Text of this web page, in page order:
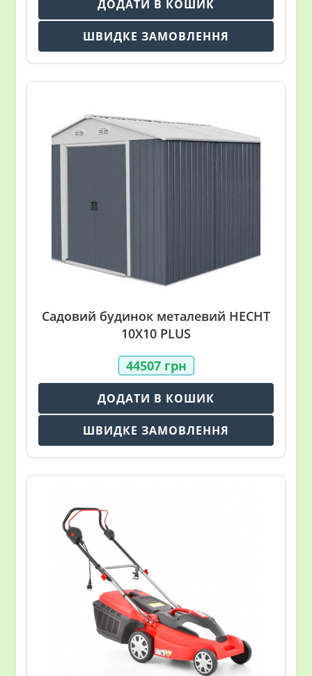
ДОДАТИ В КОШИК
ШВИДКЕ ЗАМОВЛЕННЯ
Садовий будинок металевий HECHT
10X10 PLUS
44507 грн
ДОДАТИ В КОШИК
ШВИДКЕ ЗАМОВЛЕННЯ